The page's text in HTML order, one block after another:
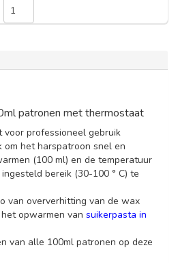
patronen met thermostaat
voor professioneel gebruik
om het harspatroon snel en
(100 ml) en de temperatuur
bereik (30-100 ° C) te
van oververhitting van de wax
opwarmen van suikerpasta in
van alle 100ml patronen op deze